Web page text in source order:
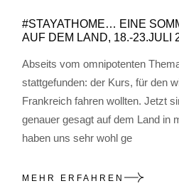
#STAYATHOME… EINE
AUF DEM LAND, 18.-23.JULI
Abseits vom omnipotenten
stattgefunden: der Kurs, für den
Frankreich fahren wollten. Jetzt
genauer gesagt auf dem Land in
haben uns sehr wohl ge
MEHR ERFAHREN